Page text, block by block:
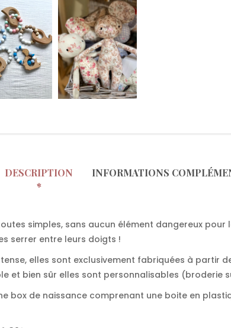
DESCRIPTION INFORMATIONS
simples, sans aucun élément dangereux
serrer entre leurs doigts !
elles sont exclusivement fabriquées à partir
et bien sûr elles sont personnalisables (broderie
box de naissance comprenant une boite en